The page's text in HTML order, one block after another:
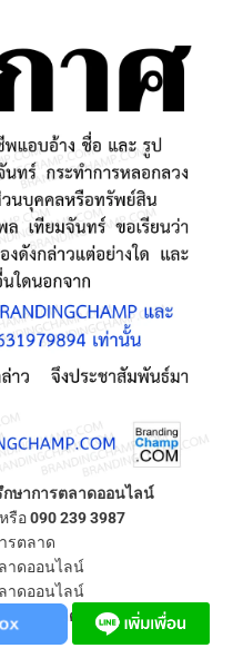
ษาการตลาดออนไลน์
รือ090 239 3987
รตลาด
าดออนไลน์
าดออนไลน์
าการตลาดออนไลน์